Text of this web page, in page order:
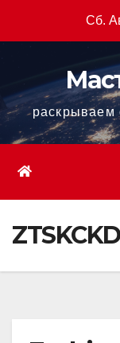
Сб.
раскрываем